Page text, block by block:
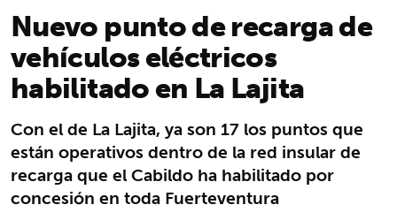
Nuevo punto de recarga de
vehículos eléctricos
habilitado en La Lajita
Con el de La Lajita, ya son 17 los puntos que
están operativos dentro de la red insular de
recarga que el Cabildo ha habilitado por
concesión en toda Fuerteventura